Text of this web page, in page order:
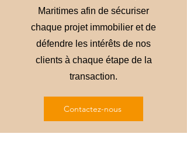
Maritimes afin de sécuriser
chaque projet immobilier et de
défendre les intérêts de nos
clients à chaque étape de la
transaction.
Contactez-nous